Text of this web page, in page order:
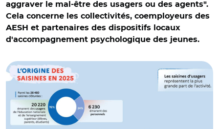
aggraver le mal-être des usagers ou des agents".
Cela concerne les collectivités, coemployeurs des
AESH et partenaires des dispositifs locaux
d'accompagnement psychologique des jeunes.
© Rapport 2025 de la médiatrice de l'Éducation nationale